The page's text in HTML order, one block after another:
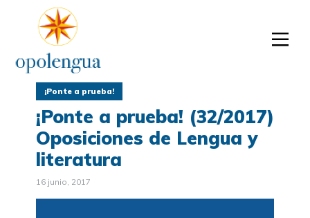
¡Ponte a prueba!
¡Ponte a prueba! (32/2017)
Oposiciones de Lengua y
literatura
16 junio, 2017